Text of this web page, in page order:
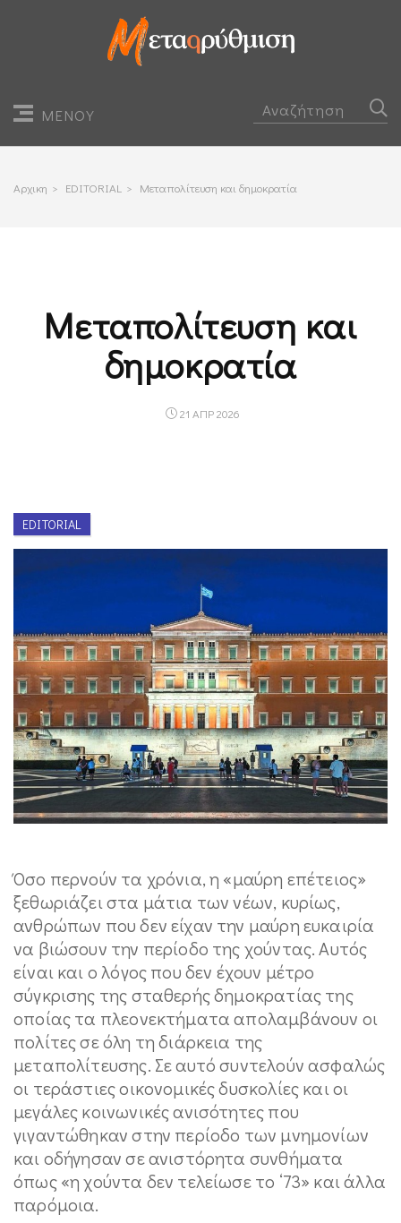
ΜΕΝΟΥ
Αρχικη > EDITORIAL > Μεταπολίτευση και δημοκρατία
Μεταπολίτευση και
δημοκρατία
21 ΑΠΡ 2026
EDITORIAL
Όσο περνούν τα χρόνια, η «μαύρη επέτειος»
ξεθωριάζει στα μάτια των νέων, κυρίως,
ανθρώπων που δεν είχαν την μαύρη ευκαιρία
να βιώσουν την περίοδο της χούντας. Αυτός
είναι και ο λόγος που δεν έχουν μέτρο
σύγκρισης της σταθερής δημοκρατίας της
οποίας τα πλεονεκτήματα απολαμβάνουν οι
πολίτες σε όλη τη διάρκεια της
μεταπολίτευσης. Σε αυτό συντελούν ασφαλώς
οι τεράστιες οικονομικές δυσκολίες και οι
μεγάλες κοινωνικές ανισότητες που
γιγαντώθηκαν στην περίοδο των μνημονίων
και οδήγησαν σε ανιστόρητα συνθήματα
όπως «η χούντα δεν τελείωσε το ‘73» και άλλα
παρόμοια.